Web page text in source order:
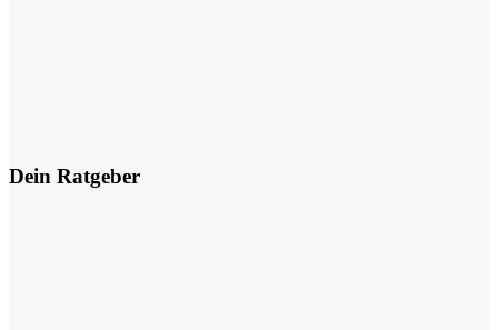
Dein Ratgeber